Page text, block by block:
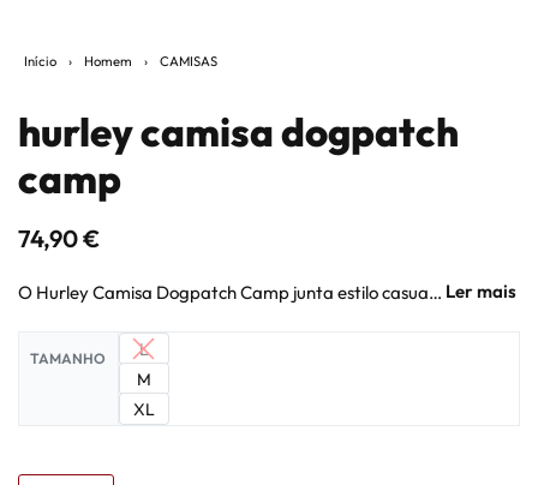
Início › Homem › CAMISAS
hurley camisa dogpatch
camp
74,90€
O Hurley Camisa Dogpatch Camp junta estilo casual, qualidade e atitude urbana num produto pensado para a rotina real. Camisa casual para usar aberta sobre T-shirt ou fechada num look mais cuidado, sempre com presença descontraída. Na Backdoor, entra como uma escolha prática para quem procura estilo, conforto e personalidade sem complicar.
TAMANHO
L
M
XL